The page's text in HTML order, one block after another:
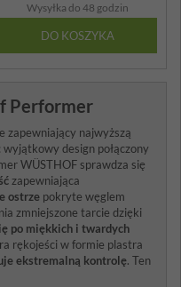
Wysyłka do 48 godzin
DO KOSZYKA
Performer
zapewniający najwyższą
design połączony
WÜSTHOF sprawdza się
zapewniająca
ostrze pokryte węglem
zmniejszone tarcie dzięki
po miękkich i twardych
rękojeści w formie plastra
ekstremalną kontrolę. Ten